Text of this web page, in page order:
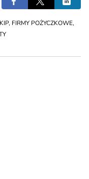
, FIRMY POŻYCZKOWE,